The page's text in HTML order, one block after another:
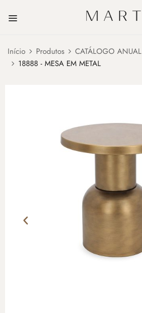
Início Produtos CATÁLOGO ANUAL
18888 - MESA EM METAL